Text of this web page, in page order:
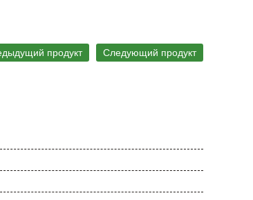
Следующий продукт
продукт